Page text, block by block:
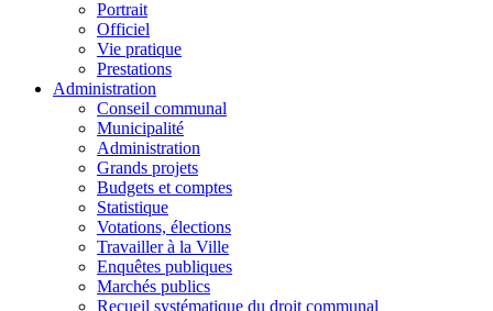
Portrait
Officiel
Vie pratique
Prestations
Administration
Conseil communal
Municipalité
Administration
Grands projets
Budgets et comptes
Statistique
Votations, élections
Travailler à la Ville
Enquêtes publiques
Marchés publics
Recueil systématique du droit communal